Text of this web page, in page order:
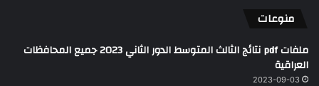
منوعات
ملفات pdf نتائج الثالث المتوسط الدور الثاني 2023 جميع المحافظات
العراقية
2023-09-03